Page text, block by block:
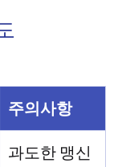
주의사항
과도한 맹신